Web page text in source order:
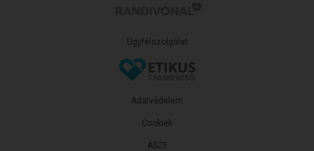
Ügyfélszolgálat
ÁSZF
Adatvédelem
Cookiek